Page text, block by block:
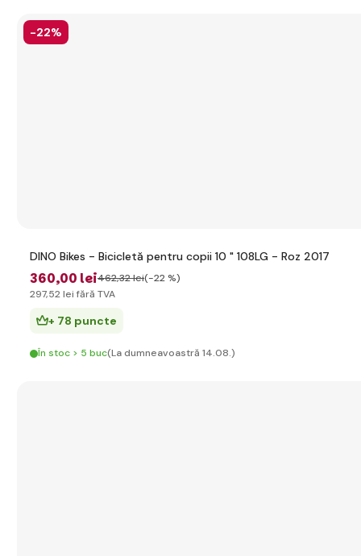
-22%
DINO Bikes - Bicicletă pentru copii 10 " 108LG - Roz 2017
360,00 lei462,32 lei(-22 %)
297,52 lei fără TVA
+ 78 puncte
În stoc > 5 buc(La dumneavoastră 14.08.)